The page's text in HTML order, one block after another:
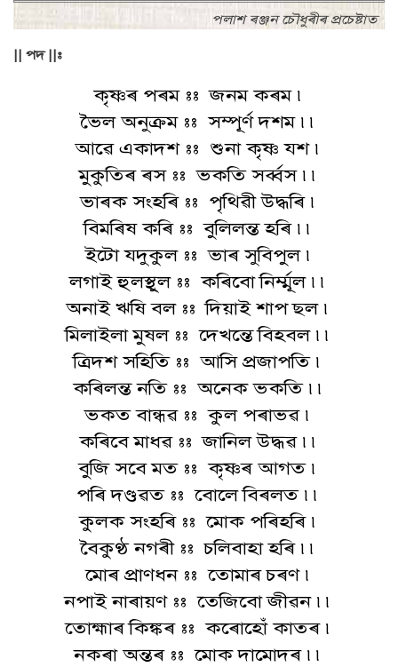
পলাশ ৰঞ্জন চৌধুৰীৰ প্ৰচেষ্টাত
|| পদ ||:
কৃষ্ণৰ পৰম :: জনম কৰম ৷
ভৈল অনুক্ৰম :: সম্পূৰ্ণ দশম ৷৷
আৱে একাদশ :: শুনা কৃষ্ণ যশ ৷
মুকুতিৰ ৰস :: ভকতি সৰ্ব্বস ৷৷
ভাৰক সংহৰি :: পৃথিৱী উদ্ধৰি ৷
বিমৰিষ কৰি :: বুলিলন্ত হৰি ৷৷
ইটো যদুকুল :: ভাৰ সুবিপুল ৷
লগাই হুলস্থুল :: কৰিবো নিৰ্ম্মূল ৷৷
অনাই ঋষি বল :: দিয়াই শাপ ছল ৷
মিলাইলা মুষল :: দেখন্তে বিহবল ৷৷
ত্ৰিদশ সহিতি :: আসি প্ৰজাপতি ৷
কৰিলন্ত নতি :: অনেক ভকতি ৷৷
ভকত বান্ধৱ :: কুল পৰাভৱ ৷
কৰিবে মাধৱ :: জানিল উদ্ধৱ ৷৷
বুজি সবে মত :: কৃষ্ণৰ আগত ৷
পৰি দণ্ডৱত :: বোলে বিৰলত ৷৷
কুলক সংহৰি :: মোক পৰিহৰি ৷
বৈকুণ্ঠ নগৰী :: চলিবাহা হৰি ৷৷
মোৰ প্ৰাণধন :: তোমাৰ চৰণ ৷
নপাই নাৰায়ণ :: তেজিবো জীৱন ৷৷
তোহ্মাৰ কিঙ্কৰ :: কৰোহোঁ কাতৰ ৷
নকৰা অন্তৰ :: মোক দামোদৰ ৷৷